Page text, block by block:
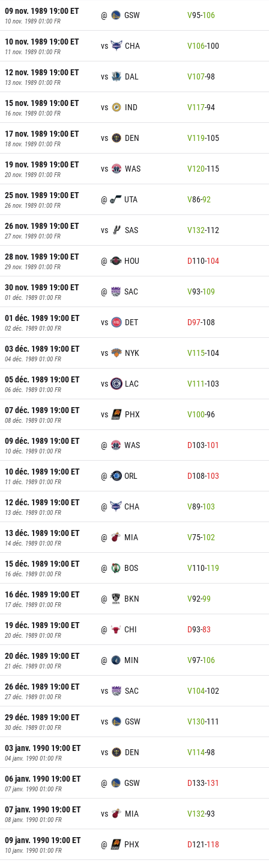
09 nov. 1989 19:00ET
10 nov. 1989 01:00 FR
@ GSW V95-106
10 nov. 1989 19:00ET
11 nov. 1989 01:00 FR
vs CHA V106-100
12 nov. 1989 19:00ET
13 nov. 1989 01:00 FR
vs DAL V107-98
15 nov. 1989 19:00ET
16 nov. 1989 01:00 FR
vs IND V117-94
17 nov. 1989 19:00ET
18 nov. 1989 01:00 FR
vs DEN V119-105
19 nov. 1989 19:00ET
20 nov. 1989 01:00 FR
vs WAS V120-115
25 nov. 1989 19:00ET
26 nov. 1989 01:00 FR
@ UTA V86-92
26 nov. 1989 19:00ET
27 nov. 1989 01:00 FR
vs SAS V132-112
28 nov. 1989 19:00ET
29 nov. 1989 01:00 FR
@ HOU D110-104
30 nov. 1989 19:00ET
01 déc. 1989 01:00 FR
@ SAC V93-109
01 déc. 1989 19:00ET
02 déc. 1989 01:00 FR
vs DET D97-108
03 déc. 1989 19:00ET
04 déc. 1989 01:00 FR
vs NYK V115-104
05 déc. 1989 19:00ET
06 déc. 1989 01:00 FR
vs LAC V111-103
07 déc. 1989 19:00ET
08 déc. 1989 01:00 FR
vs PHX V100-96
09 déc. 1989 19:00ET
10 déc. 1989 01:00 FR
@ WAS D103-101
10 déc. 1989 19:00ET
11 déc. 1989 01:00 FR
@ ORL D108-103
12 déc. 1989 19:00ET
13 déc. 1989 01:00 FR
@ CHA V89-103
13 déc. 1989 19:00ET
14 déc. 1989 01:00 FR
@ MIA V75-102
15 déc. 1989 19:00ET
16 déc. 1989 01:00 FR
@ BOS V110-119
16 déc. 1989 19:00ET
17 déc. 1989 01:00 FR
@ BKN V92-99
19 déc. 1989 19:00ET
20 déc. 1989 01:00 FR
@ CHI D93-83
20 déc. 1989 19:00ET
21 déc. 1989 01:00 FR
@ MIN V97-106
26 déc. 1989 19:00ET
27 déc. 1989 01:00 FR
vs SAC V104-102
29 déc. 1989 19:00ET
30 déc. 1989 01:00 FR
vs GSW V130-111
03 janv. 1990 19:00ET
04 janv. 1990 01:00 FR
vs DEN V114-98
06 janv. 1990 19:00ET
07 janv. 1990 01:00 FR
@ GSW D133-131
07 janv. 1990 19:00ET
08 janv. 1990 01:00 FR
vs MIA V132-93
09 janv. 1990 19:00ET
10 janv. 1990 01:00 FR
@ PHX D121-118